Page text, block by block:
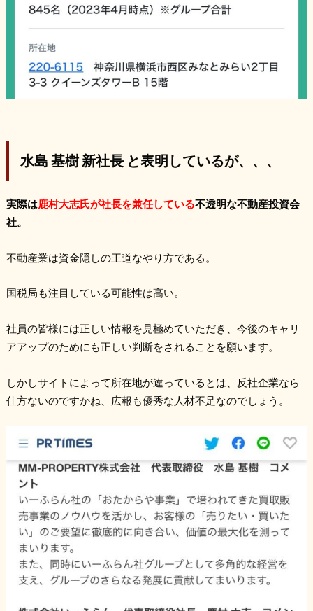
水島 基樹 新社長 と表明しているが、、、
実際は鹿村大志氏が社長を兼任している不透明な不動産投資会
社。
不動産業は資金隠しの王道なやり方である。
国税局も注目している可能性は高い。
社員の皆様には正しい情報を見極めていただき、今後のキャリ
アアップのためにも正しい判断をされることを願います。
しかしサイトによって所在地が違っているとは、反社企業なら
仕方ないのですかね、広報も優秀な人材不足なのでしょう。